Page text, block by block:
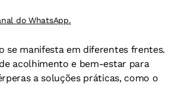
do WhatsApp.
se manifesta em diferentes frentes.
acolhimento e bem-estar para
a soluções práticas, como o